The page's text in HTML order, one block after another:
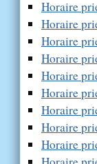
Horaire
Horaire
Horaire
Horaire
Horaire
Horaire
Horaire
Horaire
Horaire